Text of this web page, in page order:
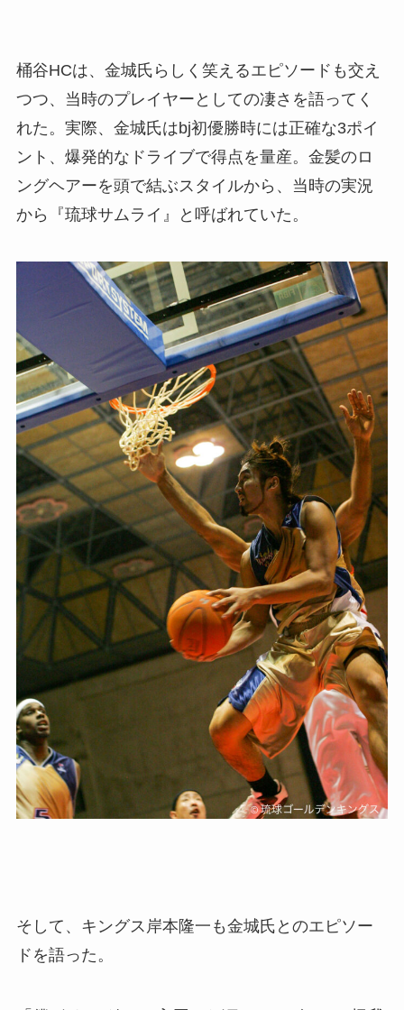
桶谷HCは、金城氏らしく笑えるエピソードも交え
つつ、当時のプレイヤーとしての凄さを語ってく
れた。実際、金城氏はbj初優勝時には正確な3ポイ
ント、爆発的なドライブで得点を量産。金髪のロ
ングヘアーを頭で結ぶスタイルから、当時の実況
から『琉球サムライ』と呼ばれていた。
そして、キングス岸本隆一も金城氏とのエピソー
ドを語った。